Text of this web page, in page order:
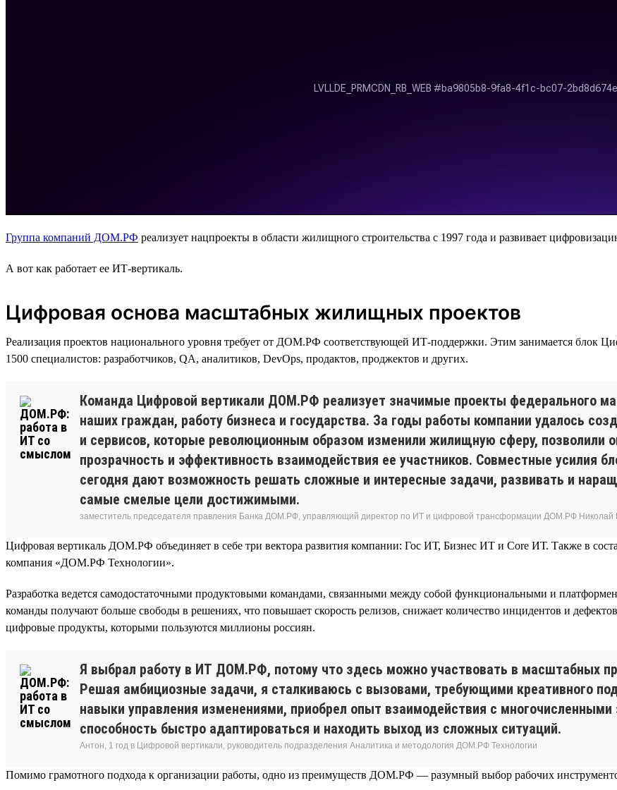
Группа компаний ДОМ.РФ реализует нацпроекты в области жилищного строительства с 1997 года и развивает
А вот как работает ее ИТ-вертикаль.
Цифровая основа масштабных жилищных проектов
Реализация проектов национального уровня требует от ДОМ.РФ соответствующей ИТ-поддержки. Этим занимается блок
1500 специалистов: разработчиков, QA, аналитиков, DevOps, продактов, проджектов и других.
Команда Цифровой вертикали ДОМ.РФ реализует значимые проекты федерального
наших граждан, работу бизнеса и государства. За годы работы компании удалось
и сервисов, которые революционным образом изменили жилищную сферу, позволили
прозрачность и эффективность взаимодействия ее участников. Совместные усилия
сегодня дают возможность решать сложные и интересные задачи, развивать и
самые смелые цели достижимыми.
заместитель председателя правления Банка ДОМ.РФ, управляющий директор по ИТ и цифровой трансформации ДОМ.РФ Николай
Цифровая вертикаль ДОМ.РФ объединяет в себе три вектора развития компании: Гос ИТ, Бизнес ИТ и Core ИТ. Также в
компания «ДОМ.РФ Технологии».
Разработка ведется самодостаточными продуктовыми командами, связанными между собой функциональными и
команды получают больше свободы в решениях, что повышает скорость релизов, снижает количество инцидентов и
цифровые продукты, которыми пользуются миллионы россиян.
Я выбрал работу в ИТ ДОМ.РФ, потому что здесь можно участвовать в масштабных
Решая амбициозные задачи, я сталкиваюсь с вызовами, требующими креативного
навыки управления изменениями, приобрел опыт взаимодействия с
способность быстро адаптироваться и находить выход из сложных ситуаций.
Антон, 1 год в Цифровой вертикали, руководитель подразделения Аналитика и методология ДОМ.РФ Технологии
Помимо грамотного подхода к организации работы, одно из преимуществ ДОМ.РФ — разумный выбор рабочих